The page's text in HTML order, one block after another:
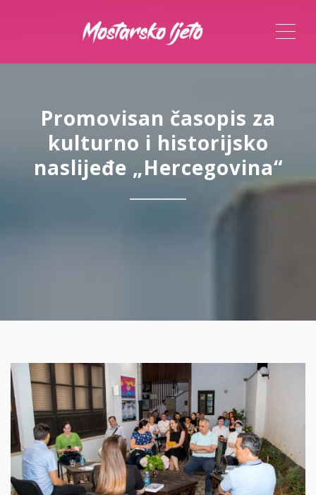
Promovisan časopis za
kulturno i historijsko
naslijeđe „Hercegovina“